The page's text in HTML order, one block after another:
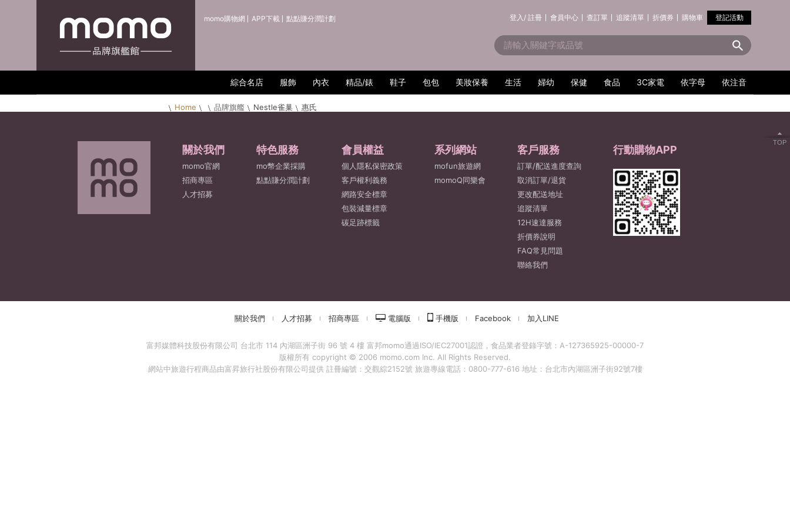
momo購物網 APP下載 點點賺分潤計劃 登記活動
登入/ 註冊 會員中心 查訂單 追蹤清單 折價券 購物車
綜合名店 服飾 內衣 精品/錶 鞋子 包包 美妝保養 生活 婦幼 保健 食品 3C家電 依字母 依注音
Home 品牌旗艦 Nestle雀巢 惠氏
TOP
關於我們
momo官網
招商專區
人才招募
特色服務
mo幣企業採購
點點賺分潤計劃
會員權益
個人隱私保密政策
客戶權利義務
網路安全標章
包裝減量標章
碳足跡標籤
系列網站
mofun旅遊網
momoQ同樂會
客戶服務
訂單/配送進度查詢
取消訂單/退貨
更改配送地址
追蹤清單
12H速達服務
折價券說明
FAQ常見問題
聯絡我們
行動購物APP
關於我們 人才招募 招商專區 電腦版 手機版 Facebook 加入LINE
富邦媒體科技股份有限公司 台北市 114 內湖區洲子街 96 號 4 樓 富邦momo通過ISO/IEC27001認證，食品業者登錄字號：A-127365925-00000-7
版權所有 copyright © 2006 momo.com Inc. All Rights Reserved.
網站中旅遊行程商品由富昇旅行社股份有限公司提供 註冊編號：交觀綜2152號 旅遊專線電話：0800-777-616 地址：台北市內湖區洲子街92號7樓